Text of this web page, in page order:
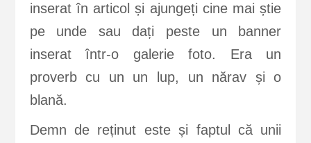
inserat în articol și ajungeți cine mai știe
pe unde sau dați peste un banner
inserat într-o galerie foto. Era un
proverb cu un un lup, un nărav și o
blană.
Demn de reținut este și faptul că unii